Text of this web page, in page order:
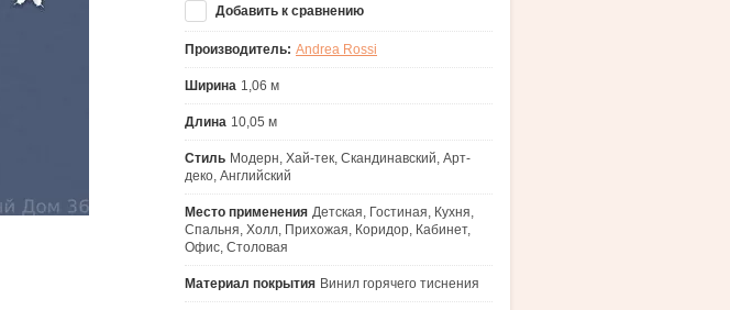
Добавить к сравнению
Производитель: Andrea Rossi
Ширина 1,06 м
Длина 10,05 м
Стиль Модерн, Хай-тек, Скандинавский, Арт-
деко, Английский
Место применения Детская, Гостиная, Кухня,
Спальня, Холл, Прихожая, Коридор, Кабинет,
Офис, Столовая
Материал покрытия Винил горячего тиснения